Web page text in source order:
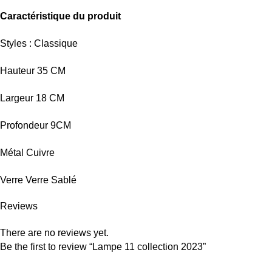
Caractéristique du produit
Styles : Classique
Hauteur 35 CM
Largeur 18 CM
Profondeur 9CM
Métal Cuivre
Verre Verre Sablé
Reviews
There are no reviews yet.
Be the first to review “Lampe 11 collection 2023”